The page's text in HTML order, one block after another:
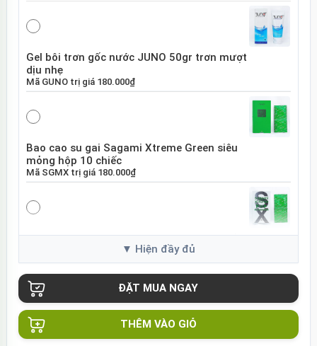
Gel bôi trơn gốc nước JUNO 50gr trơn mượt
dịu nhẹ
Mã GUNOtrị giá 180.000₫
Bao cao su gai Sagami Xtreme Green siêu
mỏng hộp 10 chiếc
Mã SGMXtrị giá 180.000₫
Bao cao su Sagami Xtreme White Nhật Bản
MãSGMEtrị giá120.000₫
Bao cao su Sagami Xtreme siêu mỏng hộp
10 chiếc Nhật Bản
THÊM VÀO GIỎ